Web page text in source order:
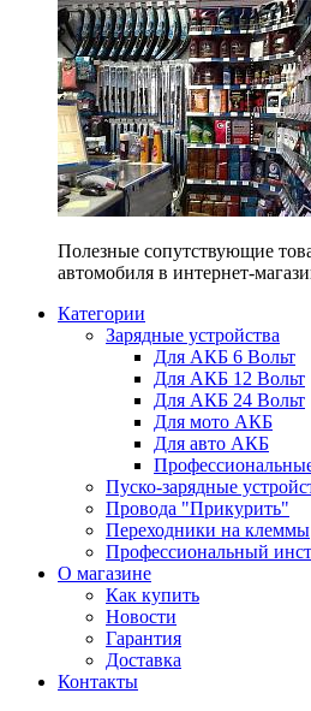
Полезные сопутствующие
автомобиля в интернет-
Категории
Зарядные устройства
Для АКБ 6 Вольт
Для АКБ 12 Вольт
Для АКБ 24 Вольт
Для мото АКБ
Для авто АКБ
Пуско-зарядные
Провода "Прикурить"
Переходники на клеммы
Профессиональный
О магазине
Как купить
Новости
Гарантия
Доставка
Контакты